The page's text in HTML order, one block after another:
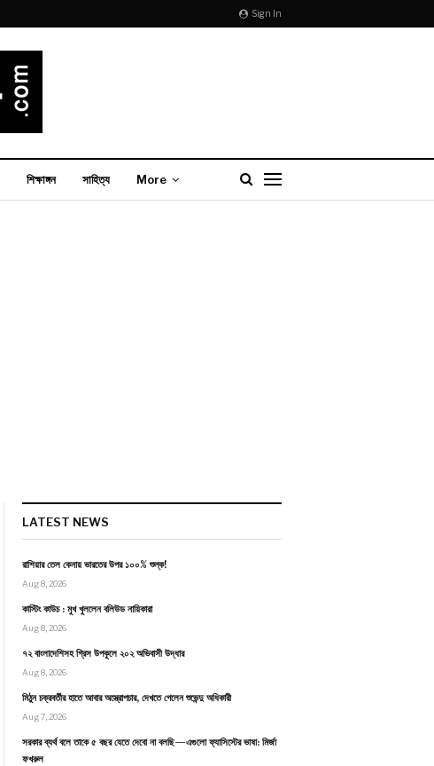
Sign In
শিক্ষাঙ্গন সাহিত্য More
LATEST NEWS
রাশিয়ার তেল কেনায় ভারতের উপর ১০০% শুল্ক!
Aug 8, 2026
কাস্টিং কাউচ : মুখ খুললেন বলিউড নায়িকারা
Aug 8, 2026
৭২ বাংলাদেশিসহ গ্রিস উপকূলে ২০২ অভিবাসী উদ্ধার
Aug 8, 2026
মিঠুন চক্রবর্তীর হাতে আবার অস্ত্রোপচার, দেখতে গেলেন শুভেন্দু অধিকারী
Aug 7, 2026
সরকার ব্যর্থ বলে তাকে ৫ বছর যেতে দেবো না বলছি—এগুলো ফ্যাসিস্টের ভাষা: মির্জা
ফখরুল